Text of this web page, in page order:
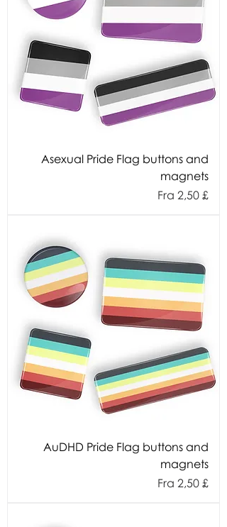
Asexual Pride Flag buttons and
magnets
Fra 2,50 £
Salgspris
AuDHD Pride Flag buttons and
magnets
Fra 2,50 £
Salgspris